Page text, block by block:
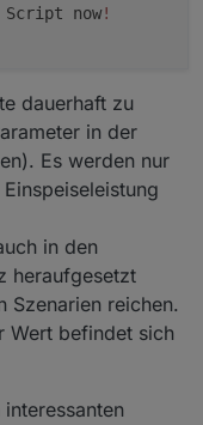
Script now!
dauerhaft zu
in der
Es werden nur
in den
heraufgesetzt
reichen.
Wert befindet sich